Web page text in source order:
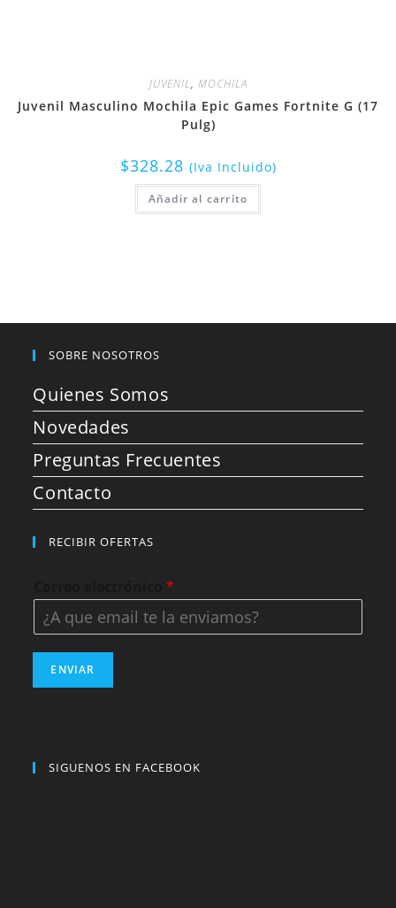
JUVENIL, MOCHILA
Juvenil Masculino Mochila Epic Games Fortnite G (17
Pulg)
$328.28 (Iva Incluido)
Añadir al carrito
SOBRE NOSOTROS
Quienes Somos
Novedades
Preguntas Frecuentes
Contacto
RECIBIR OFERTAS
Correo electrónico*
ENVIAR
SIGUENOS EN FACEBOOK